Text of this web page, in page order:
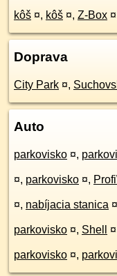
kôš ¤, kôš ¤, Z-Box ¤
Doprava
City Park ¤,
Auto
parkovisko ¤,
¤, parkovisko ¤,
¤, nabíjacia stanica ¤
parkovisko ¤, Shell ¤
parkovisko ¤,